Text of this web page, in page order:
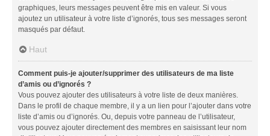
graphiques, leurs messages peuvent être mis en valeur. Si vous
ajoutez un utilisateur à votre liste d’ignorés, tous ses messages seront
masqués par défaut.
Haut
Comment puis-je ajouter/supprimer des utilisateurs de ma liste
d’amis ou d’ignorés ?
Vous pouvez ajouter des utilisateurs à votre liste de deux manières.
Dans le profil de chaque membre, il y a un lien pour l’ajouter dans votre
liste d’amis ou d’ignorés. Ou, depuis votre panneau de l’utilisateur,
vous pouvez ajouter directement des membres en saisissant leur nom